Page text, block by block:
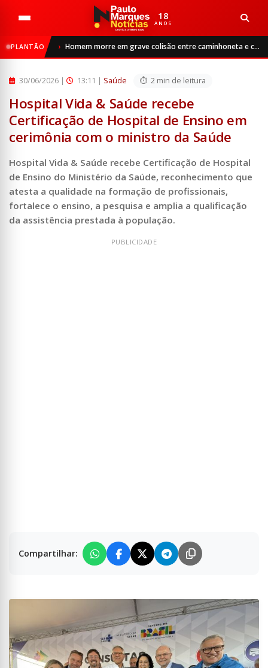
18
ANOS
PLANTÃO Homem morre em grave colisão entre caminhoneta e caminhão na RS-342, entre Ijuí e Catuípe
Saúde
Hospital Vida & Saúde recebe Certificação de Hospital de ...
30/06/2026 | 13:11 | Saúde 2 min de leitura
Hospital Vida & Saúde recebe
Certificação de Hospital de Ensino em
cerimônia com o ministro da Saúde
Hospital Vida & Saúde recebe Certificação de Hospital
de Ensino do Ministério da Saúde, reconhecimento que
atesta a qualidade na formação de profissionais,
fortalece o ensino, a pesquisa e amplia a qualificação
da assistência prestada à população.
Compartilhar: